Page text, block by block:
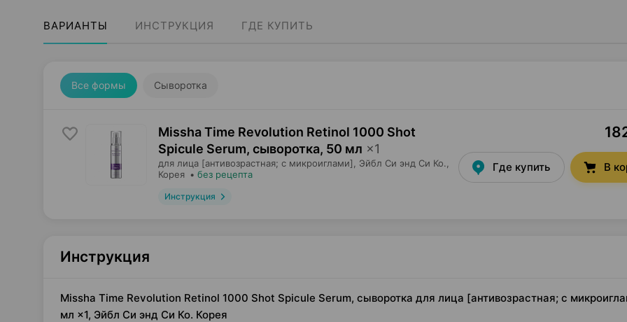
ВАРИАНТЫ ИНСТРУКЦИЯ ГДЕ КУПИТЬ
Все формы Сыворотка
Missha Time Revolution Retinol 1000 Shot
Spicule Serum, сыворотка, 50 мл ×1
для лица [антивозрастная; с микроиглами], Эйбл Си энд Си Ко.
Корея • без рецепта
Инструкция
Где купить В
Инструкция
Missha Time Revolution Retinol 1000 Shot Spicule Serum, сыворотка для лица [антивозрастная; с
мл ×1, Эйбл Си энд Си Ко. Корея